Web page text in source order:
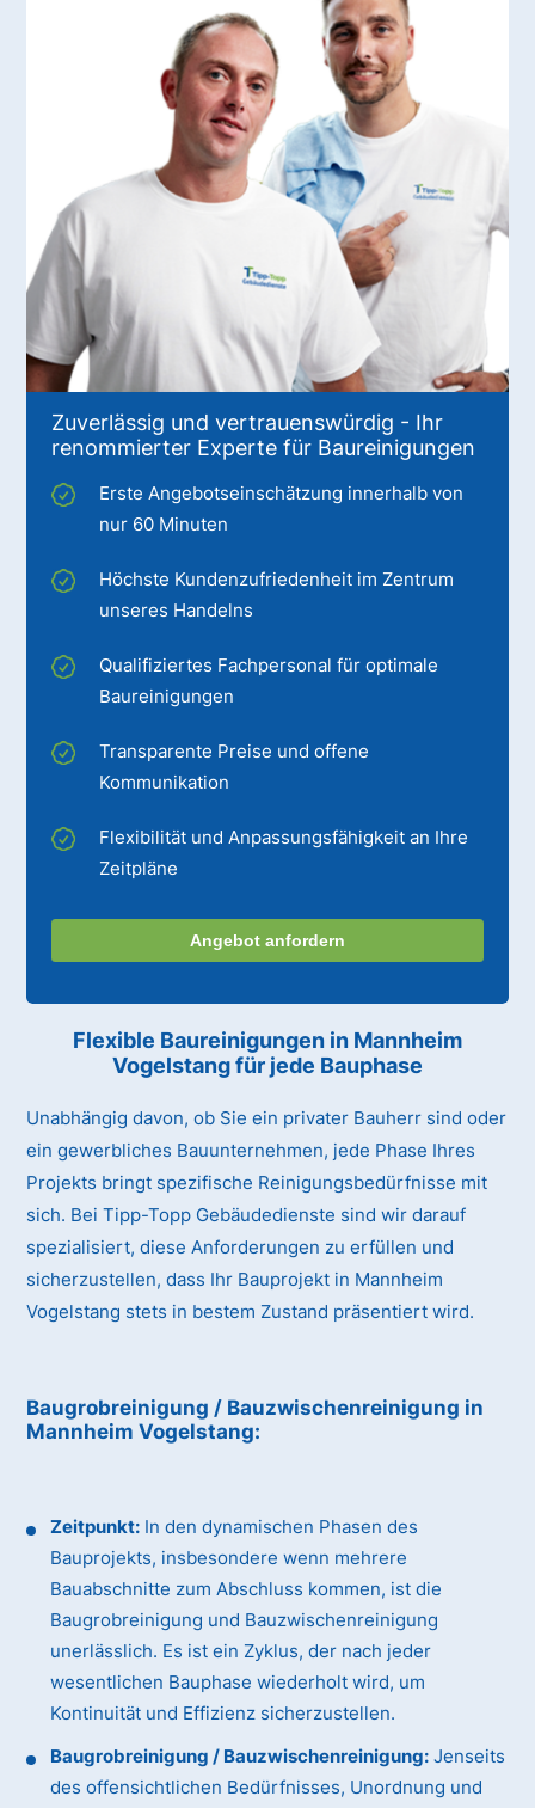
Zuverlässig und vertrauenswürdig - Ihr
renommierter Experte für Baureinigungen
Erste Angebotseinschätzung innerhalb von
nur 60 Minuten
Höchste Kundenzufriedenheit im Zentrum
unseres Handelns
Qualifiziertes Fachpersonal für optimale
Baureinigungen
Transparente Preise und offene
Kommunikation
Flexibilität und Anpassungsfähigkeit an Ihre
Zeitpläne
Angebot anfordern
Flexible Baureinigungen in Mannheim
Vogelstangfür jede Bauphase
Unabhängig davon, ob Sie ein privater Bauherr sind oder
ein gewerbliches Bauunternehmen, jede Phase Ihres
Projekts bringt spezifische Reinigungsbedürfnisse mit
sich. Bei Tipp-Topp Gebäudedienste sind wir darauf
spezialisiert, diese Anforderungen zu erfüllen und
sicherzustellen, dass Ihr Bauprojekt in Mannheim
Vogelstang stets in bestem Zustand präsentiert wird.
Baugrobreinigung / Bauzwischenreinigung in
Mannheim Vogelstang:
Zeitpunkt: In den dynamischen Phasen des
Bauprojekts, insbesondere wenn mehrere
Bauabschnitte zum Abschluss kommen, ist die
Baugrobreinigung und Bauzwischenreinigung
unerlässlich. Es ist ein Zyklus, der nach jeder
wesentlichen Bauphase wiederholt wird, um
Kontinuität und Effizienz sicherzustellen.
Baugrobreinigung / Bauzwischenreinigung: Jenseits
des offensichtlichen Bedürfnisses, Unordnung und